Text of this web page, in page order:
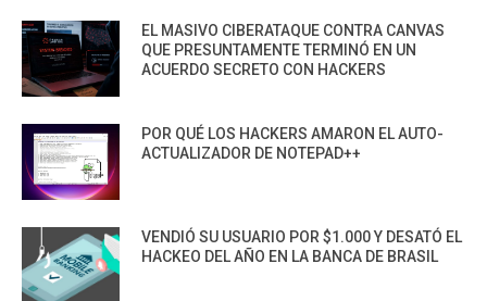
EL MASIVO CIBERATAQUE CONTRA CANVAS
QUE PRESUNTAMENTE TERMINÓ EN UN
ACUERDO SECRETO CON HACKERS
POR QUÉ LOS HACKERS AMARON EL AUTO-
ACTUALIZADOR DE NOTEPAD++
VENDIÓ SU USUARIO POR $1.000 Y DESATÓ EL
HACKEO DEL AÑO EN LA BANCA DE BRASIL